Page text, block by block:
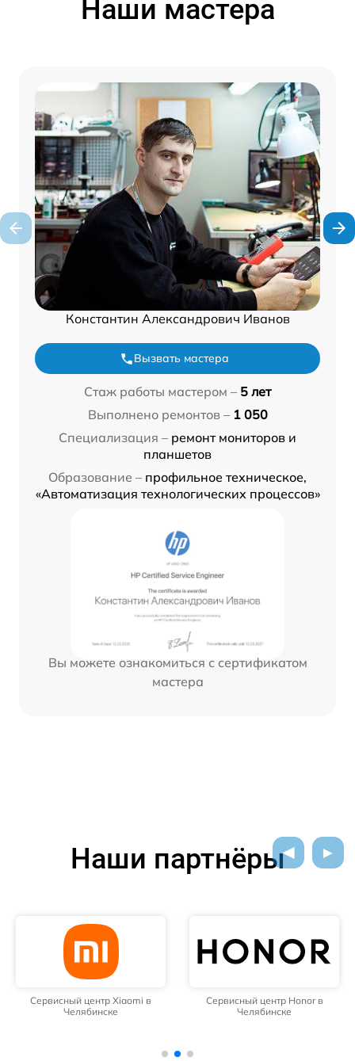
Наши мастера
Константин Александрович Иванов
Вызвать мастера
Стаж работы мастером – 5 лет
Выполнено ремонтов – 1 050
Специализация – ремонт мониторов и
планшетов
Образование – профильное техническое,
«Автоматизация технологических процессов»
Вы можете ознакомиться с сертификатом
мастера
Наши партнёры
Сервисный центр Xiaomi в
Челябинске
Сервисный центр Honor в
Челябинске